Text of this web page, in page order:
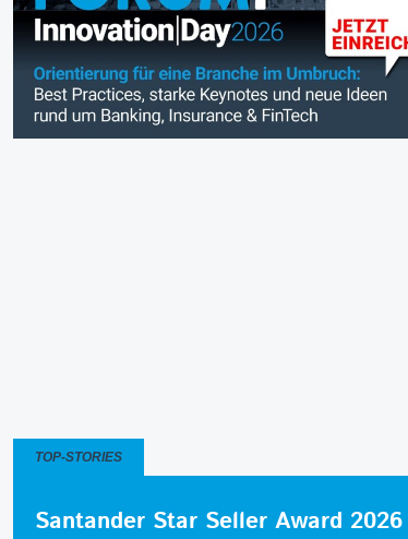
TOP-STORIES
Santander Star Seller Award 2026